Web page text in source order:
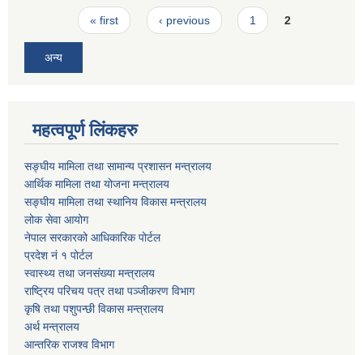
Pages« first ‹ previous 1 2
अन्य
महत्वपूर्ण लिंकहरु
सङ्घीय मामिला तथा सामान्य प्रशासन मन्त्रालय
आर्थिक मामिला तथा योजना मन्त्रालय
सङ्घीय मामिला तथा स्थानिय विकास मन्त्रालय
लोक सेवा आयोग
नेपाल सरकारको आधिकारिक पोर्टल
प्रदेश नं १ पोर्टल
स्वास्थ्य तथा जनसंख्या मन्त्रालय
राष्ट्रिय परिचय पत्र तथा पञ्जीकरण विभाग
कृषि तथा पशुपन्छी विकास मन्त्रालय
अर्थ मन्त्रालय
आन्तरिक राजश्व विभाग